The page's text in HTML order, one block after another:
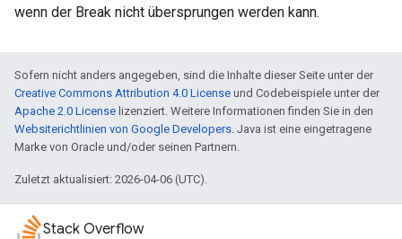
wenn der Break nicht übersprungen werden kann.
Sofern nicht anders angegeben, sind die Inhalte dieser Seite unter der
Creative Commons Attribution 4.0 License und Codebeispiele unter der
Apache 2.0 License lizenziert. Weitere Informationen finden Sie in den
Websiterichtlinien von Google Developers. Java ist eine eingetragene
Marke von Oracle und/oder seinen Partnern.
Zuletzt aktualisiert: 2026-04-06 (UTC).
Stack Overflow